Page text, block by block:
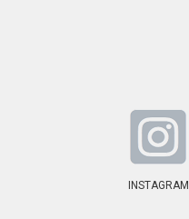
INSTAGRAM